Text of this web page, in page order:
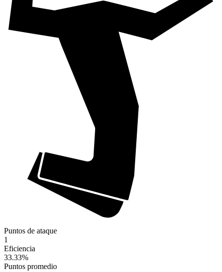
Puntos de ataque
1
Eficiencia
33.33%
Puntos promedio